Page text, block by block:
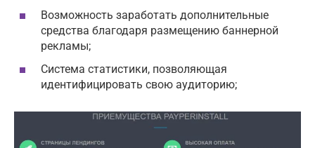
Возможность заработать дополнительные
средства благодаря размещению баннерной
рекламы;
Система статистики, позволяющая
идентифицировать свою аудиторию;